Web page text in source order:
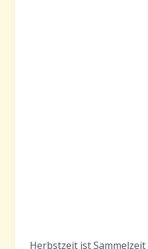
Herbstzeit ist